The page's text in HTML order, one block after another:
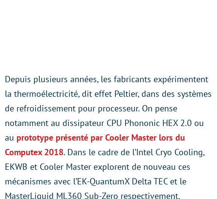
Depuis plusieurs années, les fabricants expérimentent
la thermoélectricité, dit effet Peltier, dans des systèmes
de refroidissement pour processeur. On pense
notamment au dissipateur CPU Phononic HEX 2.0 ou
au prototype présenté par Cooler Master lors du
Computex 2018. Dans le cadre de l’Intel Cryo Cooling,
EKWB et Cooler Master explorent de nouveau ces
mécanismes avec l’EK-QuantumX Delta TEC et le
MasterLiquid ML360 Sub-Zero respectivement.